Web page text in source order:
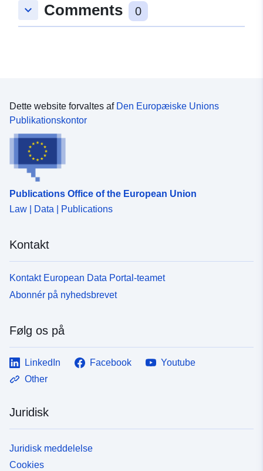
keyboard_arrow_down Comments 0
Dette website forvaltes af Den Europæiske Unions
Publikationskontor
Publications Office of the European Union
Law | Data | Publications
Kontakt
Kontakt European Data Portal-teamet
Abonnér på nyhedsbrevet
Følg os på
LinkedIn Facebook
Youtube
Other
Juridisk
Juridisk meddelelse
Cookies